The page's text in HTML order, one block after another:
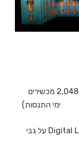
• מערכת מתקדמת לניהול ובקרה של עד 2,048 מכשירים
ימי התנסות)
• העברת אותות באמצעות טכנולוגיית Digital Link על גבי